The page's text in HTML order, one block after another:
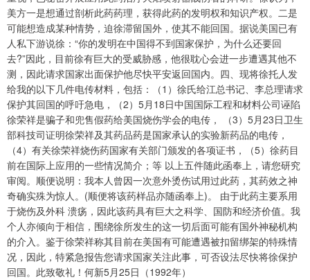
美方一是想通过剖析此药药理，获得此药的发明权和知识产权。二是
可能想造成某种情势，迫徐滞留国外，使其不能回国。据说美国已有
人私下游说徐：“你的发明在中国得不到国家保护，为什么还要回
去?”因此，目前徐有巨大的受威胁感，他很耽心会进一步遭遇其他不
测，因此请求国家出面保护他尽快平安返回国内。四、现将徐托人发
给我的以下几件电传材料，包括：（1）徐氏给江总书记、李总理请求
保护其回国的呼吁急电，（2）5月18日中国国际工程和材料公司诬陷
徐荣祥是骗子和兜售假药给美国烧伤学会的电传， （3）5月23日卫生
部科技司证明徐荣祥及其药品药是国家承认的实验新药品的电传，
（4）有关徐荣祥烧伤药国家有关部门颁发的各项证书，（5）徐药目
前在国际上应用的一些情况简介；等 以上五件随此函奉上，请您研究
审阅。顺便说明：我本人曾因一次意外烫伤试用过此药，其药效之神
奇确实殊为惊人。(顺便将该药样品亦随函奉上)。 由于此药主要系用
于烧伤及外科 溃疡，因此该药具有巨大之科学、国防和经济价值。我
个人亦倾向于相信，围绕徐所发生的这一切后面可能有国外神秘机构
的介入。鉴于徐荣祥称其目前在美国有可能遭遇被扣留绑架的特殊情
况，因此，特紧急报告您请求国家关注此事，可否设法尽快将徐保护
回国。此致敬礼！何新5月25日（1992年）